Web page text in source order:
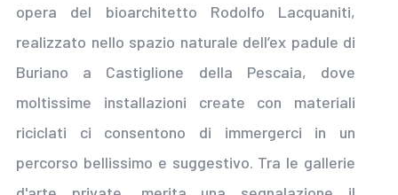
opera del bioarchitetto Rodolfo Lacquaniti,
realizzato nello spazio naturale dell’ex padule di
Buriano a Castiglione della Pescaia, dove
moltissime installazioni create con materiali
riciclati ci consentono di immergerci in un
percorso bellissimo e suggestivo. Tra le gallerie